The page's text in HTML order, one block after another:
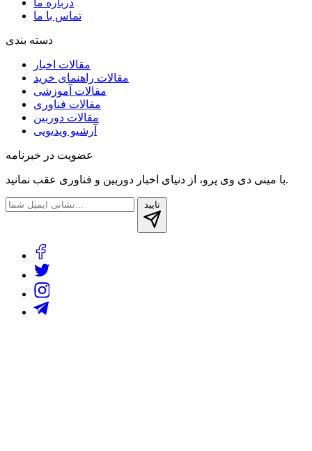
تماس با ما
دسته بندی
مقالات اخبار
مقالات راهنمای خرید
مقالات آموزشی
مقالات فناوری
مقالات دوربین
آرشیو ویدیویی
عضویت در خبرنامه
با مینی دی وی پرو، از دنیای اخبار دوربین‌ و فناوری عقب نمانید.
تایید